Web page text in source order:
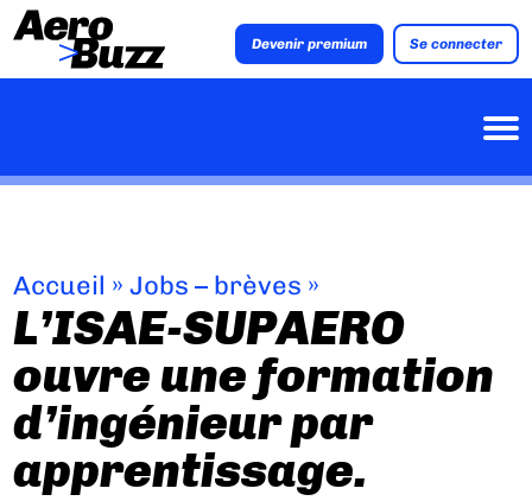
Devenir premium Se connecter
Accueil »Jobs – brèves »
L’ISAE-SUPAERO
ouvre une formation
d’ingénieur par
apprentissage.